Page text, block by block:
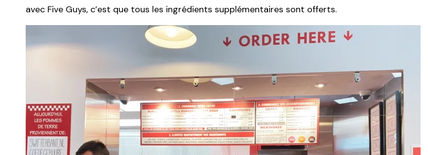
avec Five Guys, c’est que tous les ingrédients supplémentaires sont offerts.